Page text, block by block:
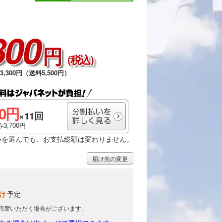
円 （税込）
円（送料5,500円）
円×11回
3,700円
選んでも、お支払総額は変わりません。
予定
いただく場合がございます。
届け先の変更